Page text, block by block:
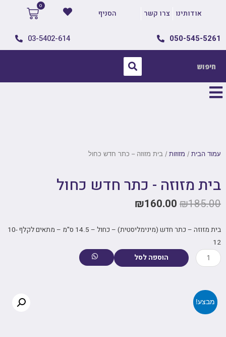
אודותינו צרו קשר הסניף
050-545-5261
03-5402-614
עמוד הבית / מזוזות / בית מזוזה – כתר חדש כחול
בית מזוזה - כתר חדש כחול
₪185.00
₪160.00
בית מזוזה – כתר חדש (מינימליסטית) – כחול – 14.5 ס"מ – מתאים לקלף 10-
12
הוספה לסל
מבצע!